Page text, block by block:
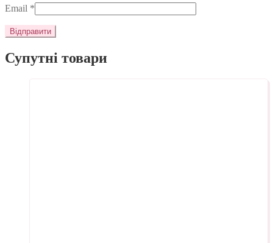
Email *
Супутні товари